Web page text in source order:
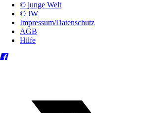
© junge Welt
© JW
Impressum/Datenschutz
AGB
Hilfe